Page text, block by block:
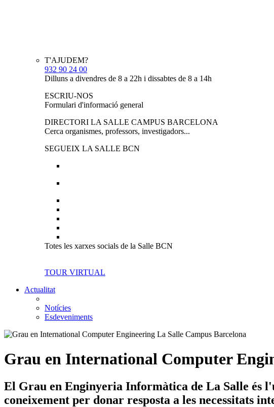
T'AJUDEM?
932 90 24 00
Dilluns a divendres de 8 a 22h i dissabtes de 8 a 14h
ESCRIU-NOS
Formulari d'informació general
DIRECTORI LA SALLE CAMPUS BARCELONA
Cerca organismes, professors, investigadors...
SEGUEIX LA SALLE BCN
Totes les xarxes socials de la Salle BCN
TOUR VIRTUAL
Actualitat
Notícies
Esdeveniments
Grau en International Computer
El Grau en Enginyeria Informàtica de La Salle és
coneixement per donar resposta a les necessitats